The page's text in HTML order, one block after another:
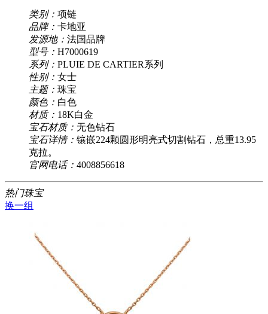
类别： 项链
品牌： 卡地亚
发源地： 法国品牌
型号： H7000619
系列： PLUIE DE CARTIER系列
性别： 女士
主题： 珠宝
颜色： 白色
材质： 18K白金
宝石材质： 无色钻石
宝石详情： 镶嵌224颗圆形明亮式切割钻石，总重13.95
克拉。
官网电话： 4008856618
热门珠宝
换一组